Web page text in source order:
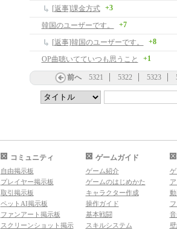
[返事]課金方式 +3
韓国のユーザーです。 +7
[返事]韓国のユーザーです。 +8
OP曲聴いてていつも思うこと +1
前へ 5321 5322 5323
コミュニティ
自由掲示板
プレイヤー掲示板
取引掲示板
ペットAI掲示板
ファンアート掲示板
スクリーンショット掲示
ゲームガイド
ゲーム紹介
ゲームのはじめかた
キャラクター作成
操作ガイド
基本戦闘
スキルシステム